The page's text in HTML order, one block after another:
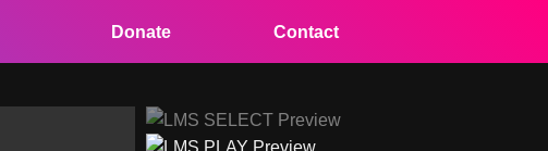
Donate Contact